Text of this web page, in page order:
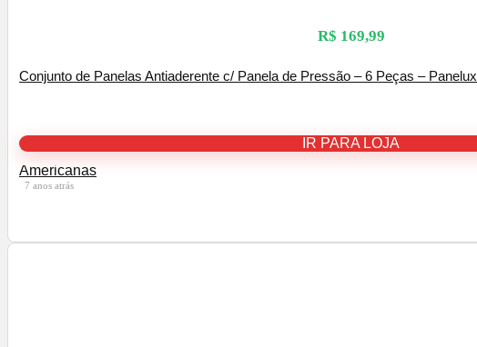
R$ 169,99
Conjunto de Panelas Antiaderente c/ Panela de Pressão – 6 Peças – Panelux
IR PARA LOJA
Americanas
7 anos atrás